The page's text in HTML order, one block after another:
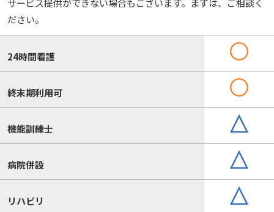
サービス提供ができない場合もございます。まずは、ご相談く
ださい。
24時間看護
終末期利用可
機能訓練士
病院併設
リハビリ